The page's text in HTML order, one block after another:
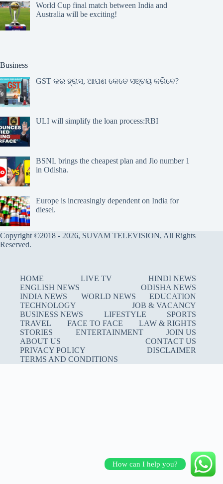
World Cup final match between India and
Australia will be exciting!
Business
GST କର ହ୍ରାସ, ଆପଣ କେତେ ସଞ୍ଚୟ କରିବେ?
ULI will simplify the loan process:RBI
BSNL brings the cheapest plan and Jio number 1
in Odisha.
Europe is increasingly dependent on India for
diesel.
Copyright ©2018 - 2026, SUVAM TELEVISION, All Rights
Reserved.
HOME LIVE TV
HINDI NEWS
ENGLISH NEWS
ODISHA NEWS
INDIA NEWS
WORLD NEWS
EDUCATION
TECHNOLOGY
JOB & VACANCY
BUSINESS NEWS
LIFESTYLE
SPORTS
TRAVEL
FACE TO FACE
LAW & RIGHTS
STORIES
ENTERTAINMENT
JOIN US
ABOUT US
CONTACT US
PRIVACY POLICY
DISCLAIMER
TERMS AND CONDITIONS
How can I help you?